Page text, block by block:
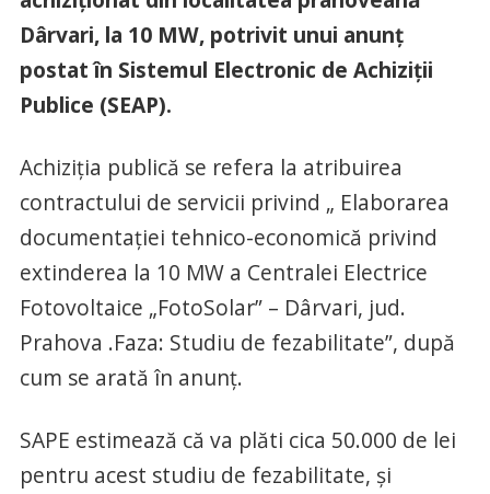
Dârvari, la 10 MW, potrivit unui anunţ
postat în Sistemul Electronic de Achiziţii
Publice (SEAP).
Achiziția publică se refera la atribuirea
contractului de servicii privind „ Elaborarea
documentației tehnico-economică privind
extinderea la 10 MW a Centralei Electrice
Fotovoltaice „FotoSolar” – Dârvari, jud.
Prahova .Faza: Studiu de fezabilitate”, după
cum se arată în anunţ.
SAPE estimează că va plăti cica 50.000 de lei
pentru acest studiu de fezabilitate, şi